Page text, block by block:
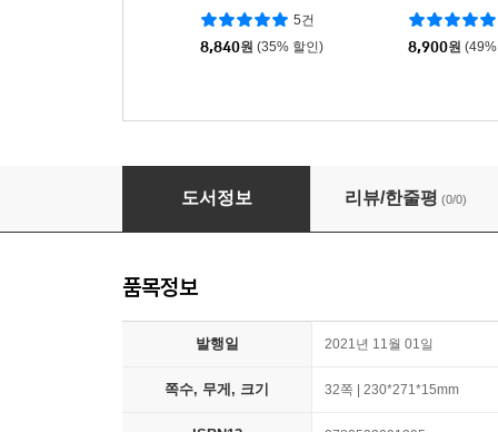
5건
8,840원 (35% 할인) 8,900원
Pictory Pre-Step 72 : Crocodiles Need
도서정보 리뷰/한줄평 (0/0)
품목정보
발행일 2021년 11월 01일
쪽수, 무게, 크기 32쪽 | 230*271*15mm